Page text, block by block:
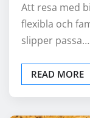
Att resa med
flexibla och
slipper passa…
READ MORE